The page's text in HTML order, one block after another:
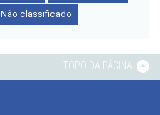
Não classificado
TOPO DA PÁGINA